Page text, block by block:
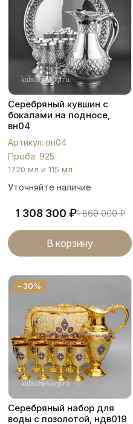
Серебряный кувшин с
бокалами на подносе,
вн04
Артикул: вн04
Проба: 925
1720 мл и 115 мл
Уточняйте наличие
1 308 300 ₽1 869 000₽
В корзину
- 30%
Серебряный набор для
воды с позолотой, ндв019